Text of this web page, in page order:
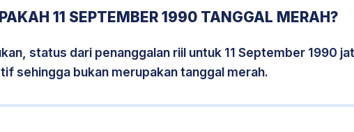
11 SEPTEMBER 1990 TANGGAL MERAH?
status dari penanggalan riil untuk 11 September 1990
sehingga bukan merupakan tanggal merah.